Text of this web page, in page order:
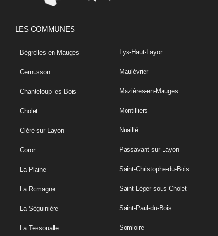
LES COMMUNES
Bégrolles-en-Mauges
Cernusson
Chanteloup-les-Bois
Cholet
Cléré-sur-Layon
Coron
La Plaine
La Romagne
La Séguinière
La Tessoualle
Lys-Haut-Layon
Maulévrier
Mazières-en-Mauges
Montilliers
Nuaillé
Passavant-sur-Layon
Saint-Christophe-du-Bois
Saint-Léger-sous-Cholet
Saint-Paul-du-Bois
Somloire